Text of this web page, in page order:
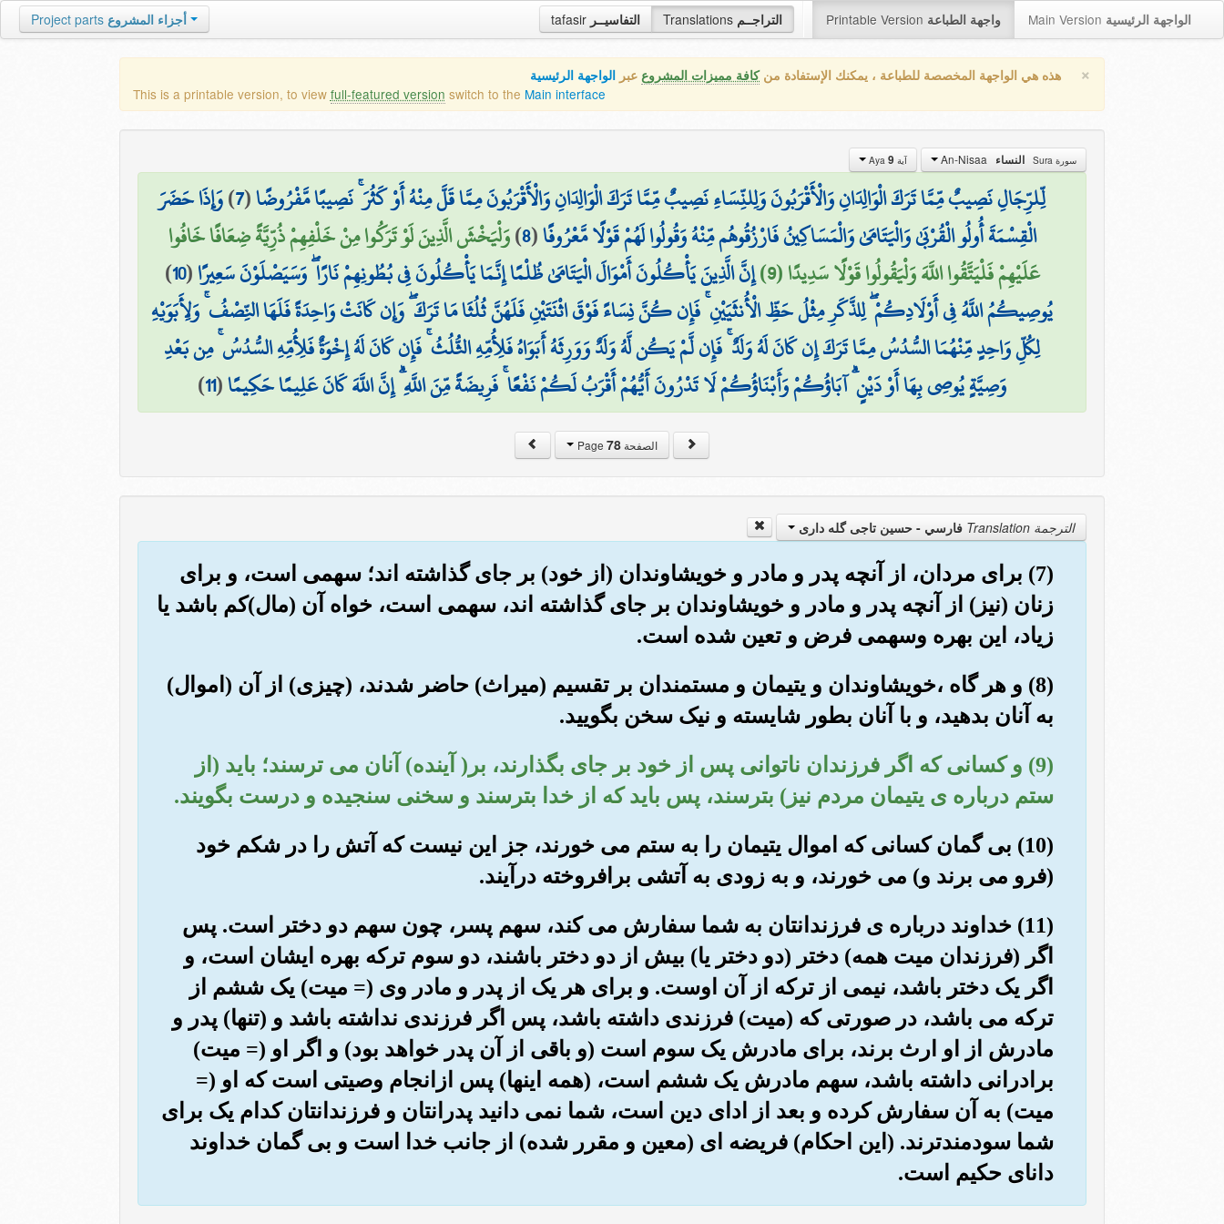
tafasir التفاسيــر Translations التراجــم Printable Version واجهة الطباعة Main Version الواجهة الرئيسية Project parts أجزاء المشروع
× هذه هي الواجهة المخصصة للطباعة ، يمكنك الإستفادة منكافة مميزات المشروع عبر الواجهة الرئيسية
This is a printable version, to view full-featured version switch to the Main interface
سورة Sura النساء آية Aya 9
لِّلرِّجَالِ نَصِيبٌ مِّمَّا تَرَكَ الْوَالِدَانِ وَالْأَقْرَبُونَ وَلِلنِّسَاءِ نَصِيبٌ مِّمَّا تَرَكَ الْوَالِدَانِ وَالْأَقْرَبُونَ مِمَّا قَلَّ مِنْهُ أَوْ كَثُرَ ۚ نَصِيبًا مَّفْرُوضًا(
7
)وَإِذَا حَضَرَ
الْقِسْمَةَ أُولُو الْقُرْبَىٰ وَالْيَتَامَىٰ وَالْمَسَاكِينُ فَارْزُقُوهُم مِّنْهُ وَقُولُوا لَهُمْ قَوْلًا مَّعْرُوفًا(
8
)وَلْيَخْشَ الَّذِينَ لَوْ تَرَكُوا مِنْ خَلْفِهِمْ ذُرِّيَّةً ضِعَافًا خَافُوا
عَلَيْهِمْ فَلْيَتَّقُوا اللَّهَ وَلْيَقُولُوا قَوْلًا سَدِيدًا (9) إِنَّ الَّذِينَ يَأْكُلُونَ أَمْوَالَ الْيَتَامَىٰ ظُلْمًا إِنَّمَا يَأْكُلُونَ فِي بُطُونِهِمْ نَارًا ۖ وَسَيَصْلَوْنَ سَعِيرًا(
10
)
يُوصِيكُمُ اللَّهُ فِي أَوْلَادِكُمْ ۖ لِلذَّكَرِ مِثْلُ حَظِّ الْأُنثَيَيْنِ ۚ فَإِن كُنَّ نِسَاءً فَوْقَ اثْنَتَيْنِ فَلَهُنَّ ثُلُثَا مَا تَرَكَ ۖ وَإِن كَانَتْ وَاحِدَةً فَلَهَا النِّصْفُ ۚ وَلِأَبَوَيْهِ
لِكُلِّ وَاحِدٍ مِّنْهُمَا السُّدُسُ مِمَّا تَرَكَ إِن كَانَ لَهُ وَلَدٌ ۚ فَإِن لَّمْ يَكُن لَّهُ وَلَدٌ وَوَرِثَهُ أَبَوَاهُ فَلِأُمِّهِ الثُّلُثُ ۚ فَإِن كَانَ لَهُ إِخْوَةٌ فَلِأُمِّهِ السُّدُسُ ۚ مِن بَعْدِ
وَصِيَّةٍ يُوصِي بِهَا أَوْ دَيْنٍ ۗ آبَاؤُكُمْ وَأَبْنَاؤُكُمْ لَا تَدْرُونَ أَيُّهُمْ أَقْرَبُ لَكُمْ نَفْعًا ۚ فَرِيضَةً مِّنَ اللَّهِ ۗ إِنَّ اللَّهَ كَانَ عَلِيمًا حَكِيمًا(
11
)
الصفحة Page78
الترجمة Translation فارسي - حسین تاجی گله داری
(7) برای مردان، از آنچه پدر و مادر و خویشاوندان (از خود) بر جای گذاشته اند؛ سهمی است، و برای
زنان (نیز) از آنچه پدر و مادر و خویشاوندان بر جای گذاشته اند، سهمی است، خواه آن (مال)کم باشد یا
زیاد، این بهره وسهمی فرض و تعین شده است.
(8) و هر گاه ،خویشاوندان و یتیمان و مستمندان بر تقسیم (میراث) حاضر شدند، (چیزی) از آن (اموال)
به آنان بدهید، و با آنان بطور شایسته و نیک سخن بگویید.
(9) و کسانی که اگر فرزندان ناتوانی پس از خود بر جای بگذارند، بر( آینده) آنان می ترسند؛ باید (از
ستم درباره ی یتیمان مردم نیز) بترسند، پس باید که از خدا بترسند و سخنی سنجیده و درست بگویند.
(10) بی گمان کسانی که اموال یتیمان را به ستم می خورند، جز این نیست که آتش را در شکم خود
(فرو می برند و) می خورند، و به زودی به آتشی برافروخته درآیند.
(11) خداوند درباره ی فرزندانتان به شما سفارش می کند، سهم پسر، چون سهم دو دختر است. پس
اگر (فرزندان میت همه) دختر (دو دختر یا) بیش از دو دختر باشند، دو سوم ترکه بهره ایشان است، و
اگر یک دختر باشد، نیمی از ترکه از آن اوست. و برای هر یک از پدر و مادر وی (= میت) یک ششم از
ترکه می باشد، در صورتی که (میت) فرزندی داشته باشد، پس اگر فرزندی نداشته باشد و (تنها) پدر و
مادرش از او ارث برند، برای مادرش یک سوم است (و باقی از آن پدر خواهد بود) و اگر او (= میت)
برادرانی داشته باشد، سهم مادرش یک ششم است، (همه اینها) پس ازانجام وصیتی است که او (=
میت) به آن سفارش کرده و بعد از ادای دین است، شما نمی دانید پدرانتان و فرزندانتان کدام یک برای
شما سودمندترند. (این احکام) فریضه ای (معین و مقرر شده) از جانب خدا است و بی گمان خداوند
دانای حکیم است.